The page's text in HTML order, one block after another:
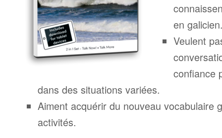
en
Veulent
confiance
dans des situations variées.
Aiment acquérir du nouveau vocabulaire
activités.